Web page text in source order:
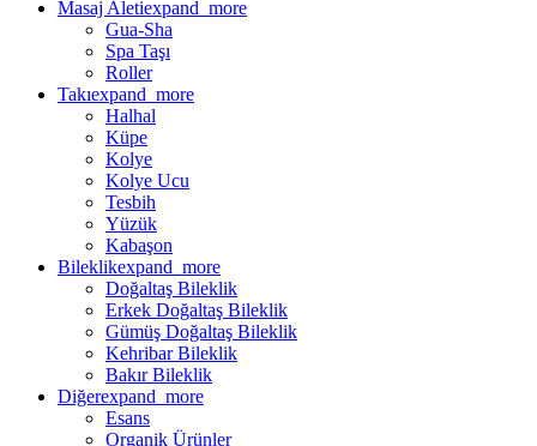
Masaj Aletiexpand_more
Gua-Sha
Spa Taşı
Roller
Takıexpand_more
Halhal
Küpe
Kolye
Kolye Ucu
Tesbih
Yüzük
Kabaşon
Bileklikexpand_more
Doğaltaş Bileklik
Erkek Doğaltaş Bileklik
Gümüş Doğaltaş Bileklik
Kehribar Bileklik
Bakır Bileklik
Diğerexpand_more
Esans
Organik Ürünler